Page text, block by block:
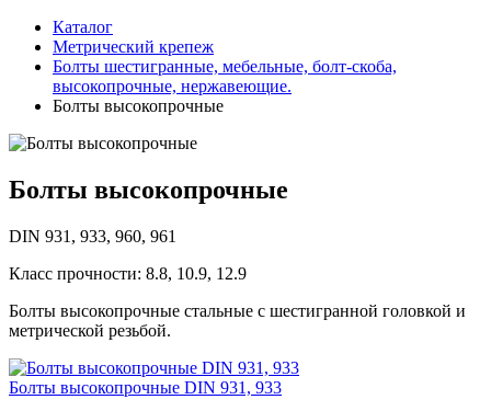
Каталог
Метрический крепеж
Болты шестигранные, мебельные, болт-скоба,
высокопрочные, нержавеющие.
Болты высокопрочные
Болты высокопрочные
DIN 931, 933, 960, 961
Класс прочности: 8.8, 10.9, 12.9
Болты высокопрочные стальные с шестигранной головкой и
метрической резьбой.
Болты высокопрочные DIN 931, 933